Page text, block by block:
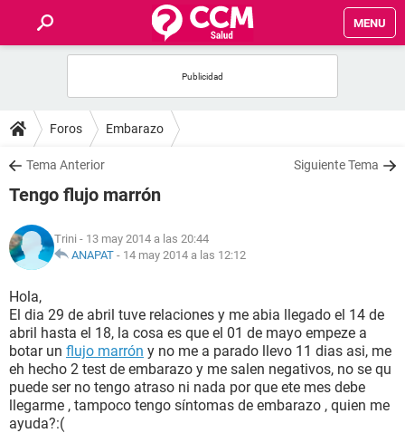
MENU
FOROS
SALUD
FAMILIA
NUTRICIÓN
BIENESTAR
SEXUALIDAD
GLOSARIO
Foros Embarazo
Tema Anterior Siguiente Tema
Tengo flujo marrón
Trini - 13 may 2014 a las 20:44
ANAPAT - 14 may 2014 a las 12:12
Hola,
El dia 29 de abril tuve relaciones y me abia llegado el 14 de
abril hasta el 18, la cosa es que el 01 de mayo empeze a
botar un flujo marrón y no me a parado llevo 11 dias asi, me
eh hecho 2 test de embarazo y me salen negativos, no se qu
puede ser no tengo atraso ni nada por que ete mes debe
llegarme , tampoco tengo síntomas de embarazo , quien me
ayuda?:(